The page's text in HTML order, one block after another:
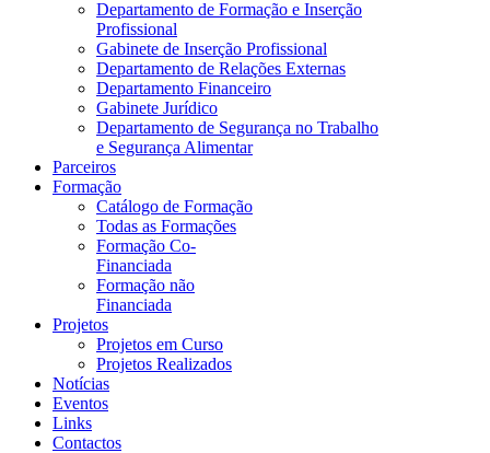
Departamento de Formação e Inserção
Profissional
Gabinete de Inserção Profissional
Departamento de Relações Externas
Departamento Financeiro
Gabinete Jurídico
Departamento de Segurança no Trabalho
e Segurança Alimentar
Parceiros
Formação
Catálogo de Formação
Todas as Formações
Formação Co-
Financiada
Formação não
Financiada
Projetos
Projetos em Curso
Projetos Realizados
Notícias
Eventos
Links
Contactos